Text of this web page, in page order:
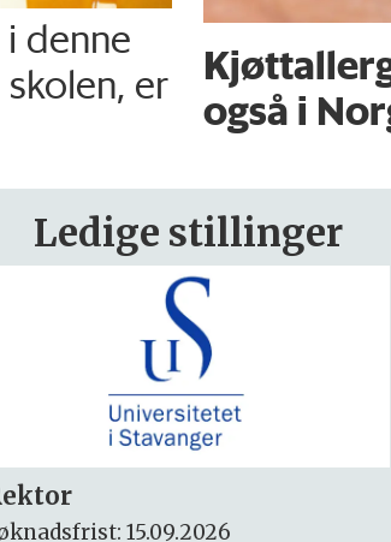
denne
er
også i
Ledige stillinger
innen
og arktisk miljø